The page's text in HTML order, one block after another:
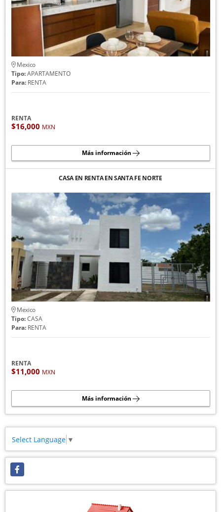
Mexico
Tipo:APARTAMENTO
Para:RENTA
RENTA
$16,000 MXN
Más información
CASA EN RENTA EN SANTA FE NORTE
Mexico
Tipo:CASA
Para:RENTA
RENTA
$11,000 MXN
Más información
Select Language ▼
Facebook